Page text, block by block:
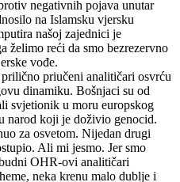
negativnih pojava unutar
na Islamsku vjersku
našoj zajednici je
želimo reći da smo bezrezervno
vođe.
priučeni analitičari osvrću
dinamiku. Bošnjaci su od
svjetionik u moru europskog
narod koji je doživio genocid.
za osvetom. Nijedan drugi
Ali mi jesmo. Jer smo
OHR-ovi analitičari
neka krenu malo dublje i